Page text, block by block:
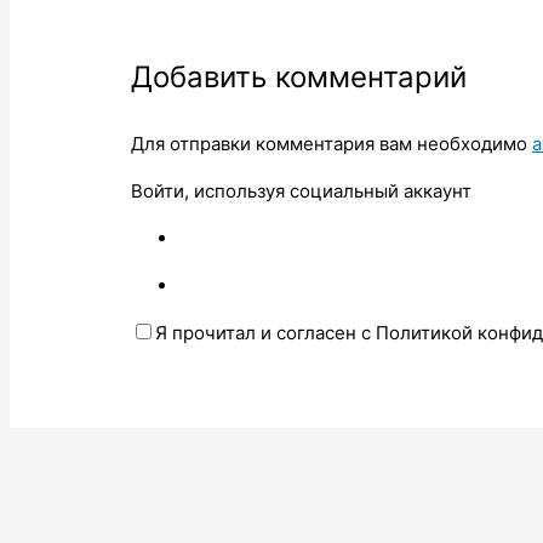
Добавить комментарий
Для отправки комментария вам необходимо
Войти, используя социальный аккаунт
Я прочитал и согласен с Политикой